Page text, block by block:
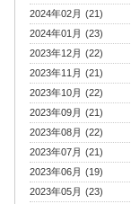
2024年02月 (21)
2024年01月 (23)
2023年12月 (22)
2023年11月 (21)
2023年10月 (22)
2023年09月 (21)
2023年08月 (22)
2023年07月 (21)
2023年06月 (19)
2023年05月 (23)